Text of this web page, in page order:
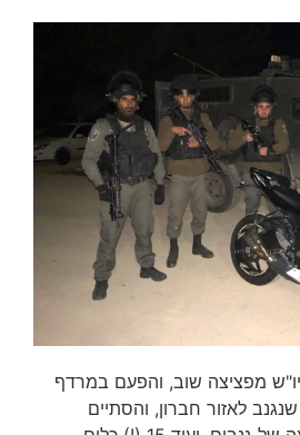
מפציצה שוב, והפעם במרדף
אחרי קוואסאקי ZX6R שנגנב לאזור חברון, והסתיים